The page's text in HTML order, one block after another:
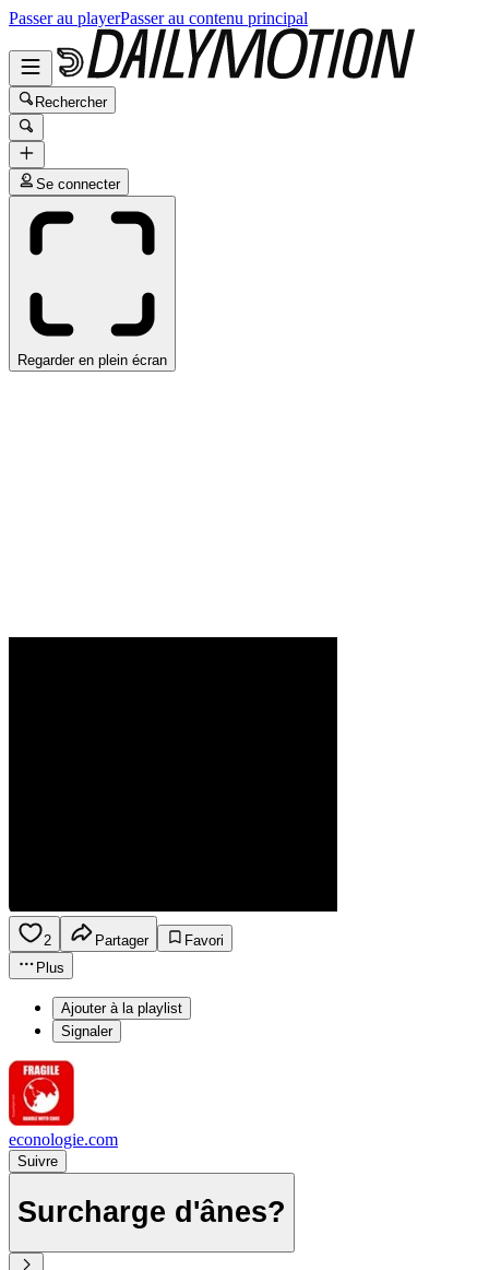
Passer au playerPasser au contenu principal
Rechercher
Se connecter
Regarder en plein écran
2 Partager
Favori
Plus
Ajouter à la playlist
Signaler
econologie.com
Suivre
Surcharge d'ânes?